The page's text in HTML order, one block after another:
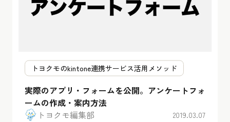
トヨクモのkintone連携サービス活用メソッド
実際のアプリ・フォームを公開。アンケートフォ
ームの作成・案内方法
トヨクモ編集部
2019.03.07